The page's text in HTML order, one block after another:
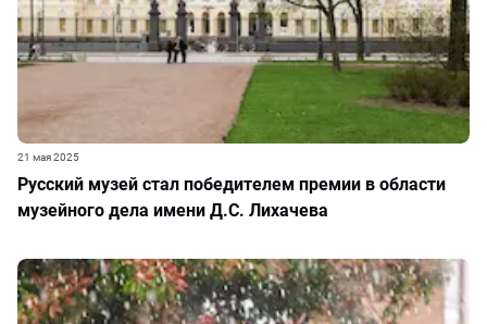
Русский музей стал победителем премии в области
музейного дела имени Д.С. Лихачева
21 мая 2025